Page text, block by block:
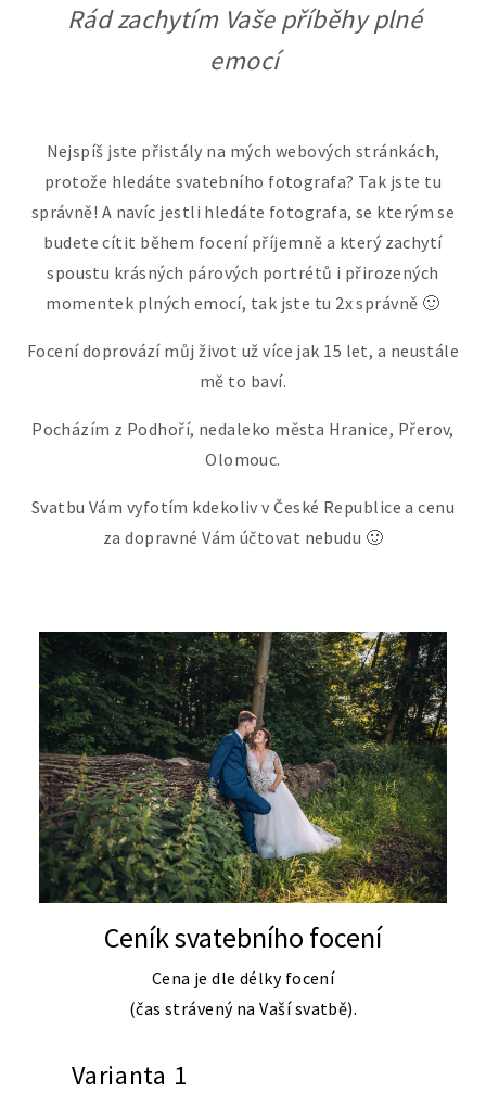
Rád zachytím Vaše příběhy plné
emocí
Nejspíš jste přistály na mých webových stránkách,
protože hledáte svatebního fotografa? Tak jste tu
správně! A navíc jestli hledáte fotografa, se kterým se
budete cítit během focení příjemně a který zachytí
spoustu krásných párových portrétů i přirozených
momentek plných emocí, tak jste tu 2x správně 🙂
Focení doprovází můj život už více jak 15 let, a neustále
mě to baví.
Pocházím z Podhoří, nedaleko města Hranice, Přerov,
Olomouc.
Svatbu Vám vyfotím kdekoliv v České Republice a cenu
za dopravné Vám účtovat nebudu 🙂
Ceník svatebního focení
Cena je dle délky focení
(čas strávený na Vaší svatbě).
Varianta 1